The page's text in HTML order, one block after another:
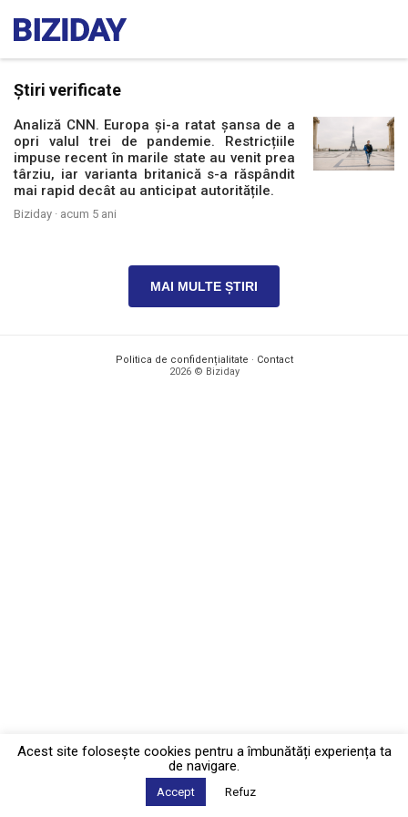
Știri verificate
Analiză CNN. Europa și-a ratat șansa de a
opri valul trei de pandemie. Restricțiile
impuse recent în marile state au venit prea
târziu, iar varianta britanică s-a răspândit
mai rapid decât au anticipat autoritățile.
Biziday · acum 5 ani
MAI MULTE ȘTIRI
Politica de confidențialitate · Contact
2026 © Biziday
Acest site foloseşte cookies pentru a îmbunătăți experiența ta
de navigare.
Accept Refuz